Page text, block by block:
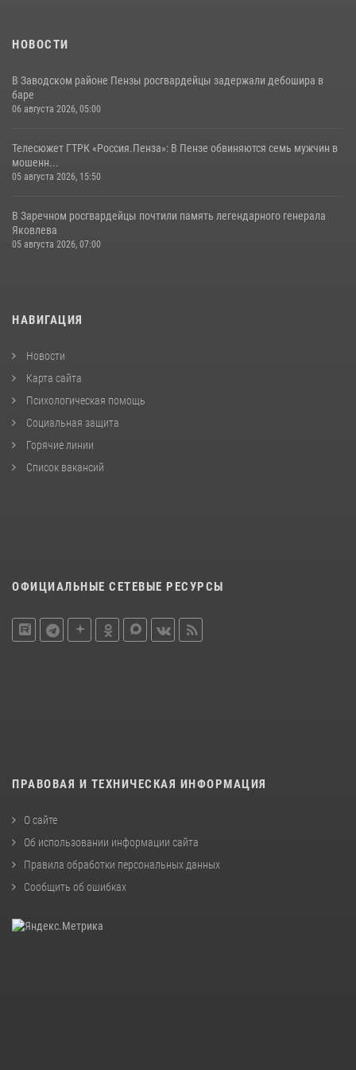
НОВОСТИ
В Заводском районе Пензы росгвардейцы задержали дебошира в
баре
06 августа 2026, 05:00
Телесюжет ГТРК «Россия.Пенза»: В Пензе обвиняются семь мужчин в
мошенн...
05 августа 2026, 15:50
В Заречном росгвардейцы почтили память легендарного генерала
Яковлева
05 августа 2026, 07:00
НАВИГАЦИЯ
Новости
Карта сайта
Психологическая помощь
Социальная защита
Горячие линии
Список вакансий
ОФИЦИАЛЬНЫЕ СЕТЕВЫЕ РЕСУРСЫ
ПРАВОВАЯ И ТЕХНИЧЕСКАЯ ИНФОРМАЦИЯ
О сайте
Об использовании информации сайта
Правила обработки персональных данных
Сообщить об ошибках